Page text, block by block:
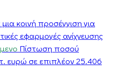
κοινή προσέγγιση για
εφαρμογές ανίχνευσης
Πίστωση ποσού
ευρώ σε επιπλέον 25.406